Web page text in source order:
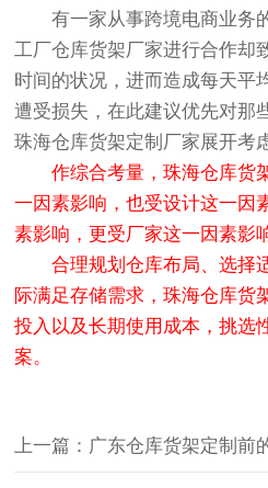
有一家从事跨境电商业务
工厂仓库货架厂家进行合作却
时间的状况，进而造成每天平
遭受损失，在此建议优先对那
珠海仓库货架定制厂家展开考
作综合考量，珠海仓库货
一因素影响，也受设计这一因
素影响，更受厂家这一因素影
合理规划仓库布局、选择
际满足存储需求，珠海仓库货
投入以及长期使用成本，挑选
案。